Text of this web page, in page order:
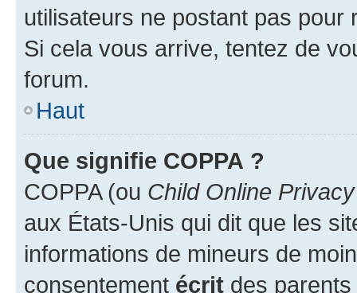
utilisateurs ne postant pas pour
Si cela vous arrive, tentez de
forum.
Haut
Que signifie COPPA ?
COPPA (ou Child Online
aux États-Unis qui dit que les
informations de mineurs de
consentement écrit des parents